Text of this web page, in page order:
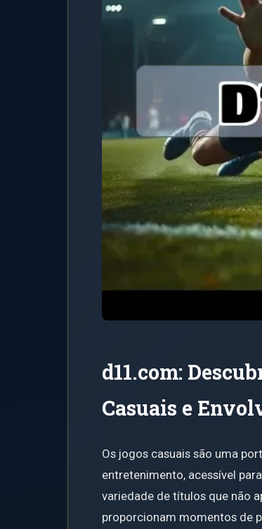
d11.com:
Casuais e
Os jogos casuais são uma
entretenimento, acessível
variedade de títulos que não
proporcionam momentos de